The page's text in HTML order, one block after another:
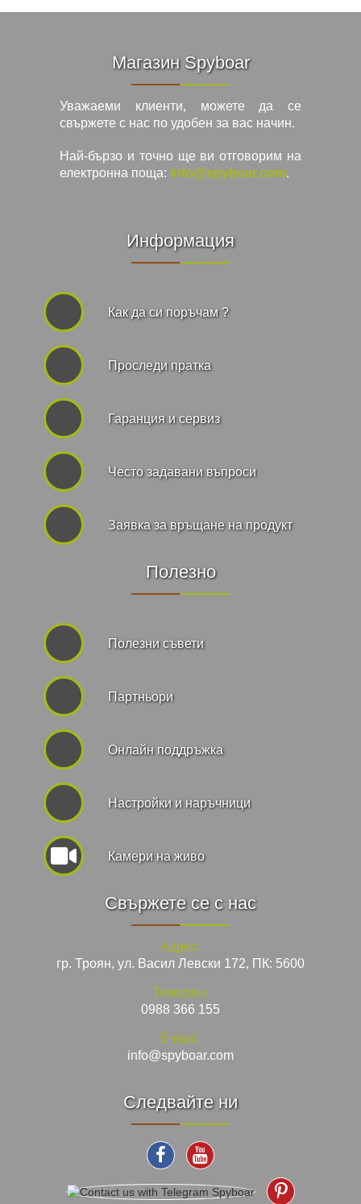
Магазин Spyboar
Уважаеми клиенти, можете да се
свържете с нас по удобен за вас начин.
Най-бързо и точно ще ви отговорим на
електронна поща: info@spyboar.com.
Информация
Как да си поръчам ?
Проследи пратка
Гаранция и сервиз
Често задавани въпроси
Заявка за връщане на продукт
Полезно
Полезни съвети
Партньори
Онлайн поддръжка
Hастройки и наръчници
Камери на живо
Свържете се с нас
Адрес:
гр. Троян, ул. Васил Левски 172, ПК: 5600
Телефон:
0988 366 155
E-mail:
info@spyboar.com
Следвайте ни